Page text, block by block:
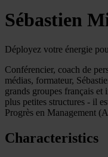
Sébastien
Déployez votre énergie
Conférencier, coach de
médias, formateur,
grands groupes français et
plus petites structures - il
Progrès en Management
Characteristics